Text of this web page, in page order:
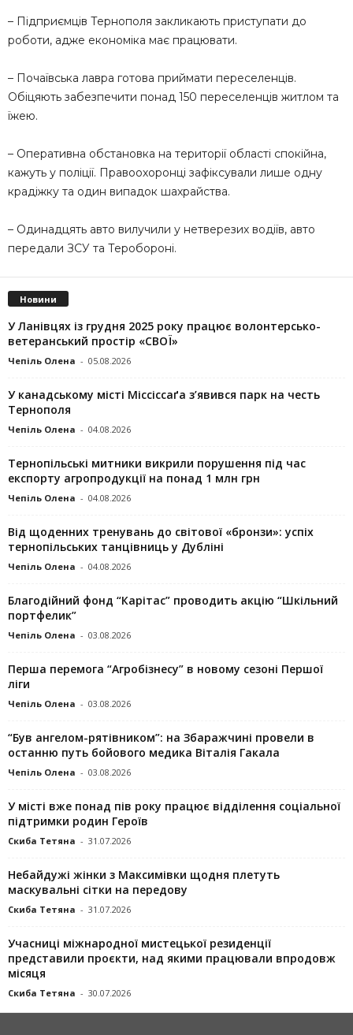
– Підприємців Тернополя закликають приступати до
роботи, адже економіка має працювати.
– Почаївська лавра готова приймати переселенців.
Обіцяють забезпечити понад 150 переселенців житлом та
їжею.
– Оперативна обстановка на території області спокійна,
кажуть у поліції. Правоохоронці зафіксували лише одну
крадіжку та один випадок шахрайства.
– Одинадцять авто вилучили у нетверезих водіїв, авто
передали ЗСУ та Теробороні.
Новини
У Ланівцях із грудня 2025 року працює волонтерсько-
ветеранський простір «СВОЇ»
Чепіль Олена - 05.08.2026
У канадському місті Міссіссаґа з’явився парк на честь
Тернополя
Чепіль Олена - 04.08.2026
Тернопільські митники викрили порушення під час
експорту агропродукції на понад 1 млн грн
Чепіль Олена - 04.08.2026
Від щоденних тренувань до світової «бронзи»: успіх
тернопільських танцівниць у Дубліні
Чепіль Олена - 04.08.2026
Благодійний фонд “Карітас” проводить акцію “Шкільний
портфелик”
Чепіль Олена - 03.08.2026
Перша перемога “Агробізнесу” в новому сезоні Першої
ліги
Чепіль Олена - 03.08.2026
“Був ангелом-рятівником”: на Збаражчині провели в
останню путь бойового медика Віталія Гакала
Чепіль Олена - 03.08.2026
У місті вже понад пів року працює відділення соціальної
підтримки родин Героїв
Скиба Тетяна - 31.07.2026
Небайдужі жінки з Максимівки щодня плетуть
маскувальні сітки на передову
Скиба Тетяна - 31.07.2026
Учасниці міжнародної мистецької резиденції
представили проєкти, над якими працювали впродовж
місяця
Скиба Тетяна - 30.07.2026